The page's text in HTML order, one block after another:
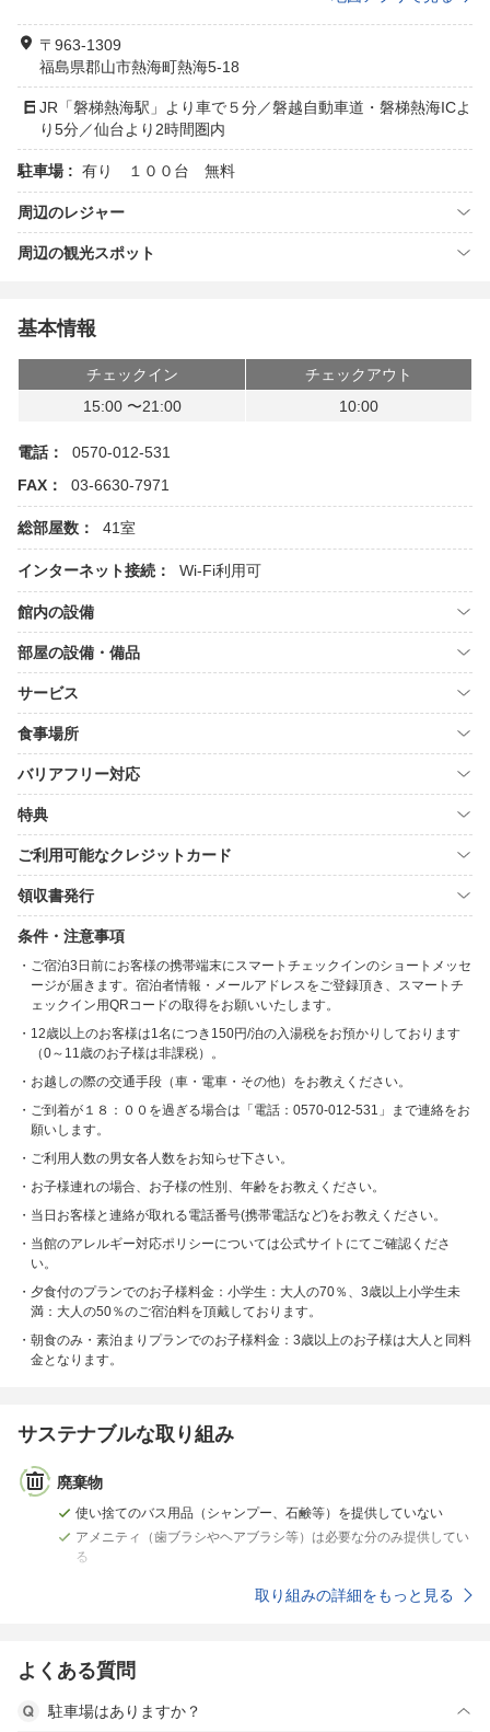
〒963-1309
福島県郡山市熱海町熱海5-18
JR「磐梯熱海駅」より車で５分／磐越自動車道・磐梯熱海ICよ
り5分／仙台より2時間圏内
駐車場 : 有り １００台 無料
周辺のレジャー
周辺の観光スポット
基本情報
チェックイン
チェックアウト
15:00 〜21:00
10:00
電話：
0570-012-531
FAX：
03-6630-7971
総部屋数： 41室
インターネット接続： Wi-Fi利用可
館内の設備
部屋の設備・備品
サービス
食事場所
バリアフリー対応
特典
ご利用可能なクレジットカード
領収書発行
条件・注意事項
ご宿泊3日前にお客様の携帯端末にスマートチェックインのショートメッセ
ージが届きます。宿泊者情報・メールアドレスをご登録頂き、スマートチ
ェックイン用QRコードの取得をお願いいたします。
12歳以上のお客様は1名につき150円/泊の入湯税をお預かりしております
（0～11歳のお子様は非課税）。
お越しの際の交通手段（車・電車・その他）をお教えください。
ご到着が１８：００を過ぎる場合は「電話：0570-012-531」まで連絡をお
願いします。
ご利用人数の男女各人数をお知らせ下さい。
お子様連れの場合、お子様の性別、年齢をお教えください。
当日お客様と連絡が取れる電話番号(携帯電話など)をお教えください。
当館のアレルギー対応ポリシーについては公式サイトにてご確認くださ
い。
夕食付のプランでのお子様料金：小学生：大人の70％、3歳以上小学生未
満：大人の50％のご宿泊料を頂戴しております。
朝食のみ・素泊まりプランでのお子様料金：3歳以上のお子様は大人と同料
金となります。
サステナブルな取り組み
廃棄物
使い捨てのバス用品（シャンプー、石鹸等）を提供していない
アメニティ（歯ブラシやヘアブラシ等）は必要な分のみ提供してい
る
取り組みの詳細をもっと見る
よくある質問
駐車場はありますか？